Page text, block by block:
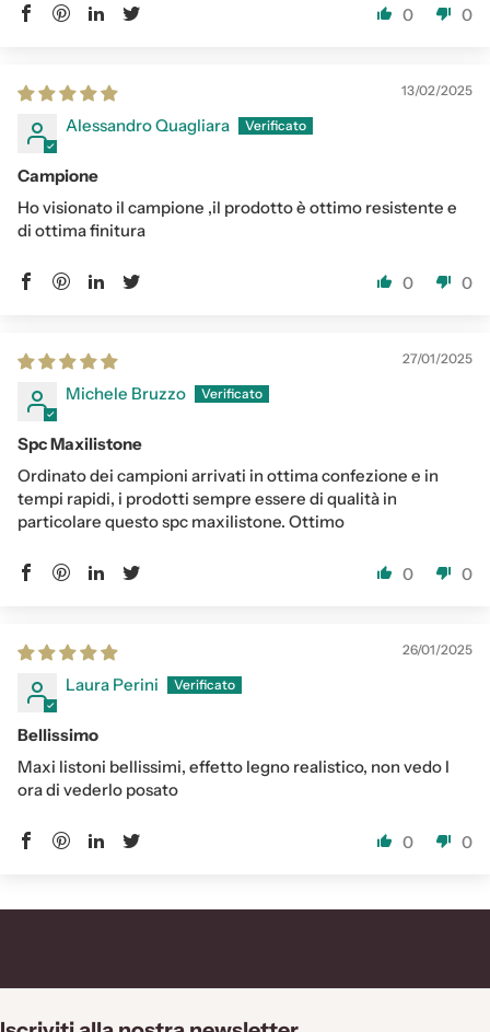
0 0
13/02/2025
Alessandro Quagliara
Campione
Ho visionato il campione ,il prodotto è ottimo resistente e
di ottima finitura
0 0
27/01/2025
Michele Bruzzo
Spc Maxilistone
Ordinato dei campioni arrivati in ottima confezione e in
tempi rapidi, i prodotti sempre essere di qualità in
particolare questo spc maxilistone. Ottimo
0 0
26/01/2025
Laura Perini
Bellissimo
Maxi listoni bellissimi, effetto legno realistico, non vedo l
ora di vederlo posato
0 0